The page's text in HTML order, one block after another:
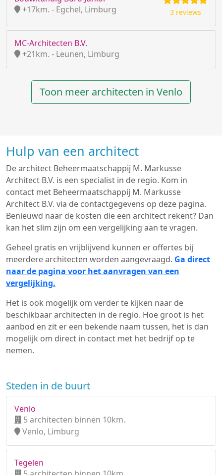
+17km. - Egchel, Limburg
3 reviews
MC-Architecten B.V.
+21km. - Leunen, Limburg
Toon meer architecten in Venlo
Hulp van een architect
De architect Beheermaatschappij M. Markusse
Architect B.V. is een specialist in de regio. Kom in
contact met Beheermaatschappij M. Markusse
Architect B.V. via de contactgegevens op deze pagina.
Benieuwd naar de kosten die een architect rekent? Dan
kan het slim zijn om een vergelijking aan te vragen.
Geheel gratis en vrijblijvend kunnen er offertes bij
meerdere architecten worden aangevraagd. Ga direct
naar de pagina voor het aanvragen van een
vergelijking.
Het is ook mogelijk om verder te kijken naar de
beschikbaar architecten in de regio. Hoe groot is het
aanbod en zit er een bekende naam tussen, het is dan
mogelijk om direct in contact met het bedrijf op te
nemen.
Steden in de buurt
Venlo
5 architecten binnen 10km.
Venlo, Limburg
Tegelen